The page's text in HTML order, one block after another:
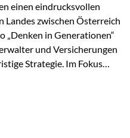
einen eindrucksvollen
Landes zwischen Österreich
und Versicherungen
Strategie. Im Fokus
in den letzten Jahren zu
2024, veröffentlicht